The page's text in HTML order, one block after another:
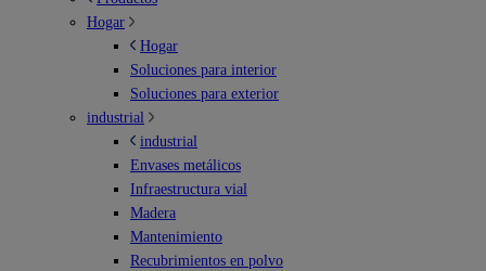
Hogar
Hogar
Soluciones para interior
Soluciones para exterior
industrial
industrial
Envases metálicos
Infraestructura vial
Madera
Mantenimiento
Recubrimientos en polvo